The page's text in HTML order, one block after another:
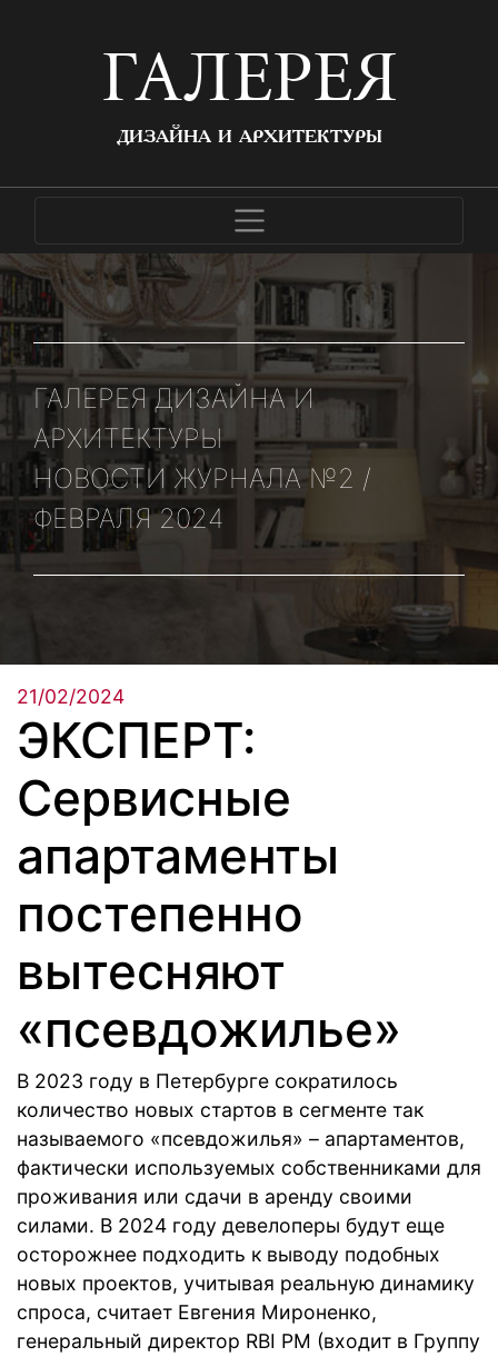
ГАЛЕРЕЯ
ДИЗАЙНА И АРХИТЕКТУРЫ
ГАЛЕРЕЯ ДИЗАЙНА И
АРХИТЕКТУРЫ
НОВОСТИ ЖУРНАЛА №2 /
ФЕВРАЛЯ 2024
21/02/2024
ЭКСПЕРТ:
Сервисные
апартаменты
постепенно
вытесняют
«псевдожилье»
В 2023 году в Петербурге сократилось
количество новых стартов в сегменте так
называемого «псевдожилья» – апартаментов,
фактически используемых собственниками для
проживания или сдачи в аренду своими
силами. В 2024 году девелоперы будут еще
осторожнее подходить к выводу подобных
новых проектов, учитывая реальную динамику
спроса, считает Евгения Мироненко,
генеральный директор RBI PM (входит в Группу